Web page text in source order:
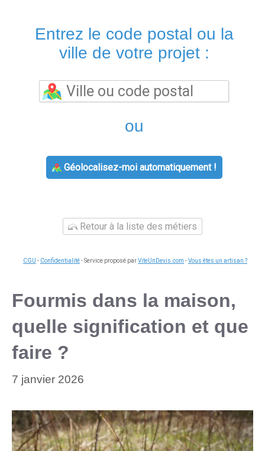
Entrez le code postal ou la
ville de votre projet :
ou
Géolocalisez-moi automatiquement !
Retour à la liste des métiers
CGU - Confidentialité- Service proposé parViteUnDevis.com -Vous êtes un artisan ?
Fourmis dans la maison,
quelle signification et que
faire ?
7 janvier 2026